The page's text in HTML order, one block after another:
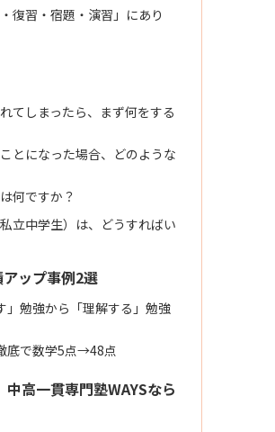
復習・宿題・演習」にあり
てしまったら、まず何をする
とになった場合、どのような
何ですか？
立中学生）は、どうすればい
ップ事例2選
」勉強から「理解する」勉強
底で数学5点→48点
高一貫専門塾WAYSなら